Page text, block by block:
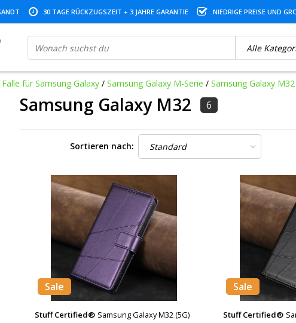
30 TAGE RÜCKZUGSZEIT + 3 JAHRE GARANTIE NIEDRIGE PREISE UND
Fälle für Samsung Galaxy / Samsung Galaxy M-Serie / Samsung Galaxy M32
Samsung Galaxy M32 6
Sortieren nach:
Sale
Stuff Certified® Samsung Galaxy M32 (5G)
Sale
Stuff Certified®